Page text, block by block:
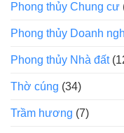
Phong thủy Chung cư
Phong thủy Doanh
Phong thủy Nhà đất
Thờ cúng (34)
Trầm hương (7)